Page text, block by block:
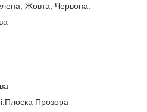
Жовта, Червона.
Прозора